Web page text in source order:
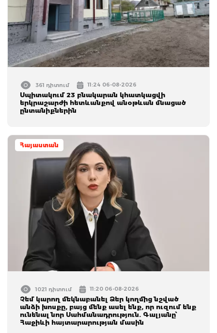
361 դիտում 11:24 06-08-2026
Սպիտակում 23 բնակարան կհատկացվի
երկրաշարժի հետևանքով անօթևան մնացած
ընտանիքներին
Հայաստան
1021 դիտում 11:20 06-08-2026
Չեմ կարող մեկնաբանել Ձեր կողմից նշված
անձի խոսքը, բայց մենք ասել ենք, որ ուզում ենք
ունենալ նոր Սահմանադրություն. Գալյանը՝
Հաջիևի հայտարարության մասին